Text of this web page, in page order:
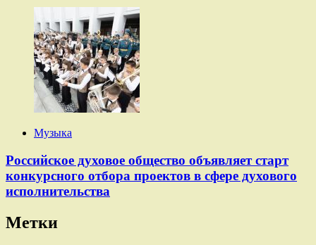
Музыка
Российское духовое общество объявляет старт
конкурсного отбора проектов в сфере духового
исполнительства
Метки